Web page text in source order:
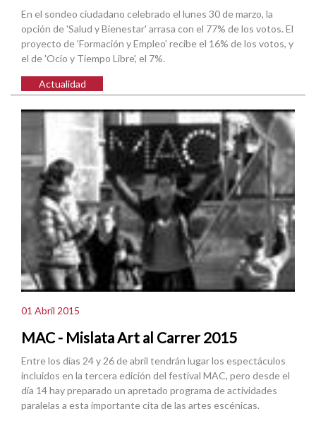
En el sondeo ciudadano celebrado el lunes 30 de marzo, la
opción de 'Salud y Bienestar' arrasa con el 77% de los votos. El
proyecto de 'Formación y Empleo' recibe el 16% de los votos, y
el de 'Ocio y Tiempo Libre', el 7%.
Actualidad
01 Abril 2015
MAC - Mislata Art al Carrer 2015
Entre los días 24 y 26 de abril tendrán lugar los espectáculos
incluidos en la tercera edición del festival MAC, pero desde el
día 14 hay preparado un apretado programa de actividades
paralelas a esta importante cita de las artes escénicas.